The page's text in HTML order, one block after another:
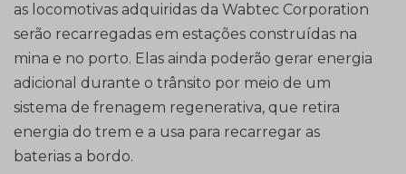
as locomotivas adquiridas da Wabtec Corporation
serão recarregadas em estações construídas na
mina e no porto. Elas ainda poderão gerar energia
adicional durante o trânsito por meio de um
sistema de frenagem regenerativa, que retira
energia do trem e a usa para recarregar as
baterias a bordo.